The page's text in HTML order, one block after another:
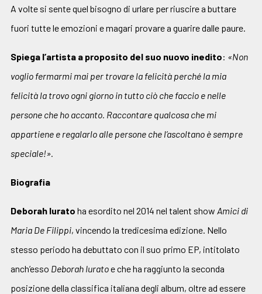
A volte si sente quel bisogno di urlare per riuscire a buttare
fuori tutte le emozioni e magari provare a guarire dalle paure.
Spiega l’artista a proposito del suo nuovo inedito: «Non
voglio fermarmi mai per trovare la felicità perché la mia
felicità la trovo ogni giorno in tutto ciò che faccio e nelle
persone che ho accanto. Raccontare qualcosa che mi
appartiene e regalarlo alle persone che l’ascoltano è sempre
speciale!».
Biografia
Deborah Iurato ha esordito nel 2014 nel talent show Amici di
Maria De Filippi, vincendo la tredicesima edizione. Nello
stesso periodo ha debuttato con il suo primo EP, intitolato
anch’esso Deborah Iuratoe che ha raggiunto la seconda
posizione della classifica italiana degli album, oltre ad essere